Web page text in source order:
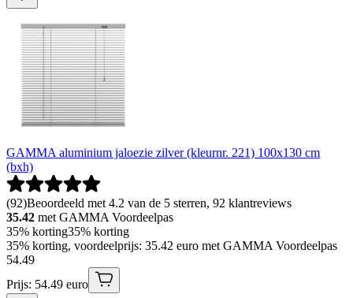
GAMMA aluminium jaloezie zilver (kleurnr. 221) 100x130 cm
(bxh)
(92)Beoordeeld met 4.2 van de 5 sterren, 92 klantreviews
35.42 met GAMMA Voordeelpas
35% korting35% korting
35% korting, voordeelprijs: 35.42 euro met GAMMA Voordeelpas
54.49
Prijs: 54.49 euro